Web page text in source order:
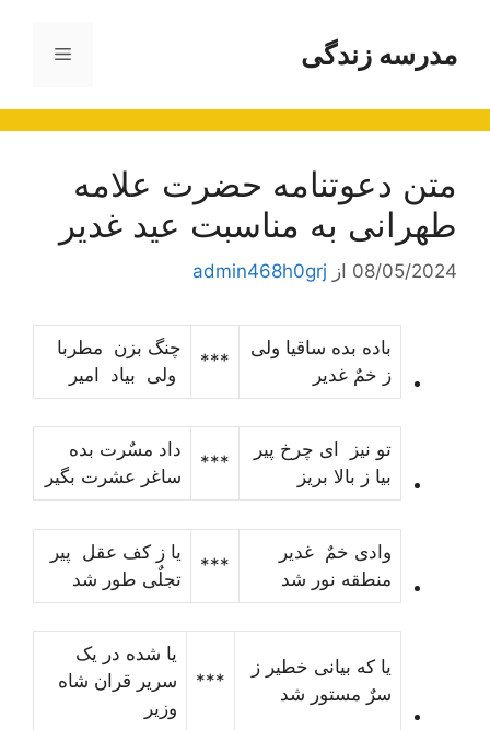
محتوامدرسه زندگی فهرست
متن دعوتنامه حضرت علامه
طهرانی به مناسبت عيد غدير
08/05/2024 از admin468h0grj
باده بده ساقیا ولی
ز خمٌ غدیر
***
چنگ بزن مطربا
ولی بیاد امیر
تو نیز ای چرخ پیر
بیا ز بالا بریز
***
داد مسٌرت بده
ساغر عشرت بگیر
وادی خمٌ غدیر
منطقه نور شد
***
یا ز کف عقل پیر
تجلٌی طور شد
یا که بیانی خطیر ز
سرٌ مستور شد
***
یا شده در یک
سریر قران شاه
وزیر